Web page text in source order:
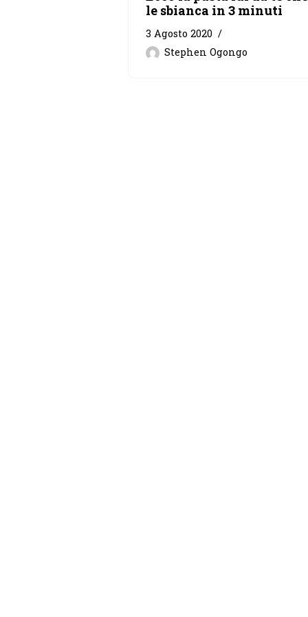
le sbianca in 3 minuti
3 Agosto 2020
Stephen Ogongo